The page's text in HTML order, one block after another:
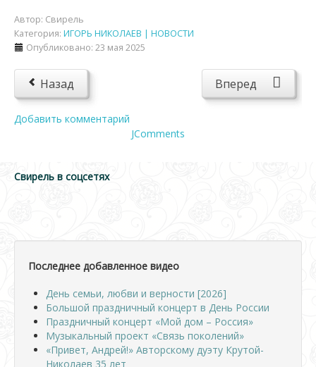
Автор: Свирель
Категория: ИГОРЬ НИКОЛАЕВ | НОВОСТИ
Опубликовано: 23 мая 2025
Назад Вперед
Добавить комментарий
JComments
Свирель в соцсетях
Последнее добавленное видео
День семьи, любви и верности [2026]
Большой праздничный концерт в День России
Праздничный концерт «Мой дом – Россия»
Музыкальный проект «Связь поколений»
«Привет, Андрей!» Авторскому дуэту Крутой-
Николаев 35 лет